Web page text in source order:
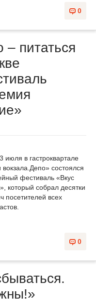
0
– питаться
июля в гастроквартале
вокзала.Депо» состоялся
фестиваль «Вкус
который собрал десятки
посетителей всех
0